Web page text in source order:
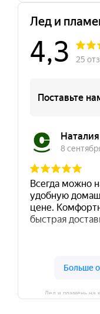
Лед и пламень на